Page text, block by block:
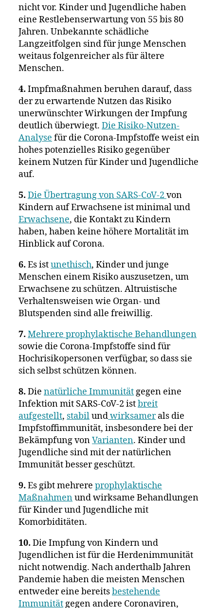
nicht vor. Kinder und Jugendliche haben
eine Restlebenserwartung von 55 bis 80
Jahren. Unbekannte schädliche
Langzeitfolgen sind für junge Menschen
weitaus folgenreicher als für ältere
Menschen.
4. Impfmaßnahmen beruhen darauf, dass
der zu erwartende Nutzen das Risiko
unerwünschter Wirkungen der Impfung
deutlich überwiegt. Die Risiko-Nutzen-
Analyse für die Corona-Impfstoffe weist ein
hohes potenzielles Risiko gegenüber
keinem Nutzen für Kinder und Jugendliche
auf.
5. Die Übertragung von SARS-CoV-2 von
Kindern auf Erwachsene ist minimal und
Erwachsene, die Kontakt zu Kindern
haben, haben keine höhere Mortalität im
Hinblick auf Corona.
6. Es istunethisch, Kinder und junge
Menschen einem Risiko auszusetzen, um
Erwachsene zu schützen. Altruistische
Verhaltensweisen wie Organ- und
Blutspenden sind alle freiwillig.
7. Mehrere prophylaktische Behandlungen
sowie die Corona-Impfstoffe sind für
Hochrisikopersonen verfügbar, so dass sie
sich selbst schützen können.
8. Die natürliche Immunitätgegen eine
Infektion mit SARS-CoV-2 istbreit
aufgestellt, stabilundwirksamerals die
Impfstoffimmunität, insbesondere bei der
Bekämpfung vonVarianten. Kinder und
Jugendliche sind mit der natürlichen
Immunität besser geschützt.
9. Es gibt mehrere prophylaktische
Maßnahmenund wirksame Behandlungen
für Kinder und Jugendliche mit
Komorbiditäten.
10. Die Impfung von Kindern und
Jugendlichen ist für die Herdenimmunität
nicht notwendig. Nach anderthalb Jahren
Pandemie haben die meisten Menschen
entweder eine bereitsbestehende
Immunitätgegen andere Coronaviren,